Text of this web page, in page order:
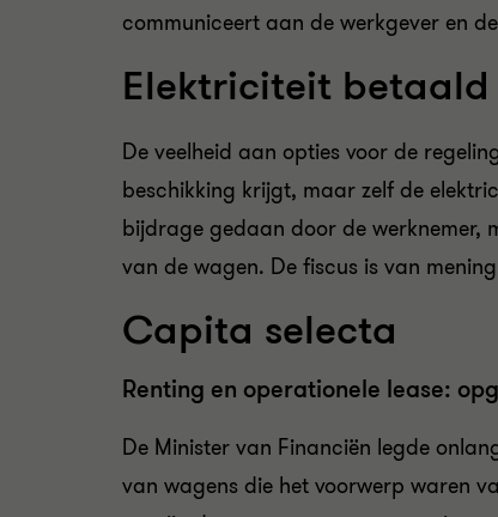
communiceert aan de werkgever en
Elektriciteit betaald
De veelheid aan opties voor de
beschikking krijgt, maar zelf de
bijdrage gedaan door de werknemer,
van de wagen. De fiscus is van
Capita selecta
Renting en operationele lease:
De Minister van Financiën legde
van wagens die het voorwerp waren